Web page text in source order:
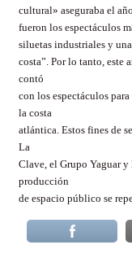
cultural» aseguraba el
fueron los espectáculos
siluetas industriales y
costa”. Por lo tanto, este
contó
con los espectáculos
la costa
atlántica. Estos fines de
La
Clave, el Grupo Yaguar y
producción
de espacio público se